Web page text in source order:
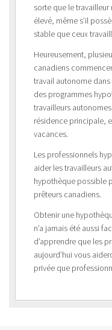
sorte que le
élevé, même s’il
stable que ceux
Heureusement,
canadiens
travail autonome
des programmes
travailleurs
résidence principale,
vacances.
Les professionnels
aider les travailleurs
hypothèque possible
prêteurs canadiens.
Obtenir une
n’a jamais été aussi
d’apprendre que les
aujourd’hui vous
privée que